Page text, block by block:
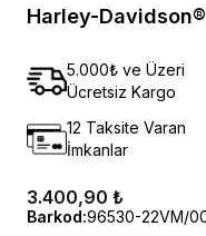
Harley-
5.000₺ ve Üzeri
Ücretsiz Kargo
12 Taksite Varan
İmkanlar
3.400,90 ₺
Barkod:96530-22VM/